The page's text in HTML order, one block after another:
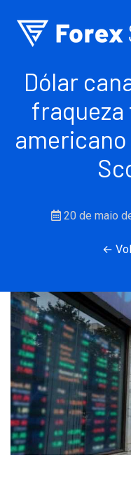
Dólar
americano
20 de maio
←